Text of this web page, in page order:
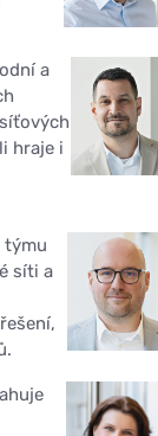
a
hraje i
týmu
síti a